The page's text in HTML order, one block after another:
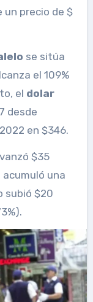
un precio de $
se sitúa
el 109%
el dolar
desde
en $346.
$35
acumuló una
subió $20